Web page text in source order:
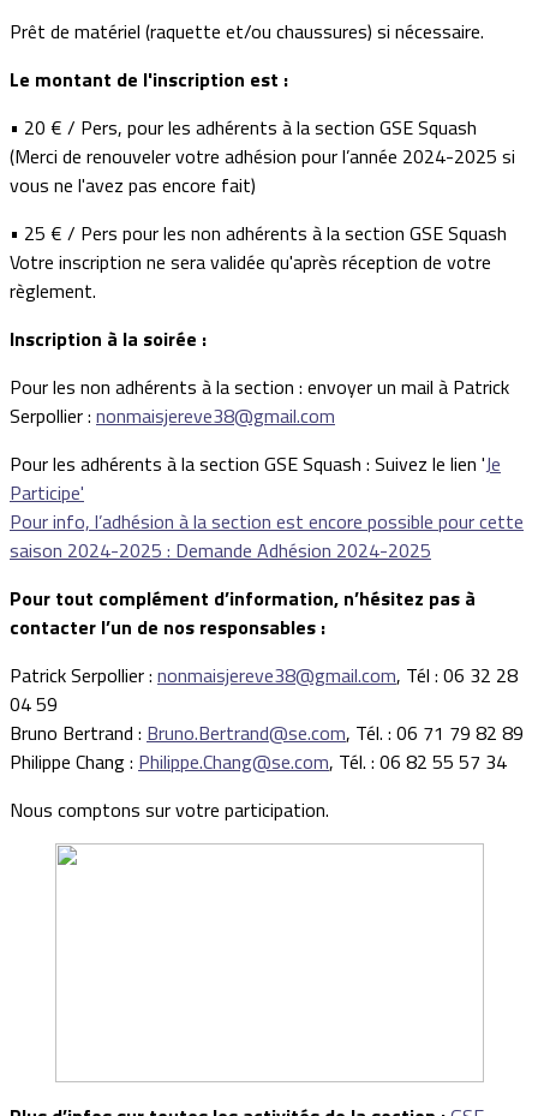
Prêt de matériel (raquette et/ou chaussures) si nécessaire.
Le montant de l'inscription est :
• 20 € / Pers, pour les adhérents à la section GSE Squash
(Merci de renouveler votre adhésion pour l’année 2024-2025 si
vous ne l'avez pas encore fait)
• 25 € / Pers pour les non adhérents à la section GSE Squash
Votre inscription ne sera validée qu'après réception de votre
règlement.
Inscription à la soirée :
Pour les non adhérents à la section : envoyer un mail à Patrick
Serpollier : nonmaisjereve38@gmail.com
Pour les adhérents à la section GSE Squash : Suivez le lien 'Je
Participe'
Pour info, l’adhésion à la section est encore possible pour cette
saison 2024-2025 : Demande Adhésion 2024-2025
Pour tout complément d’information, n’hésitez pas à
contacter l’un de nos responsables :
Patrick Serpollier : nonmaisjereve38@gmail.com, Tél : 06 32 28
04 59
Bruno Bertrand : Bruno.Bertrand@se.com, Tél. : 06 71 79 82 89
Philippe Chang : Philippe.Chang@se.com, Tél. : 06 82 55 57 34
Nous comptons sur votre participation.